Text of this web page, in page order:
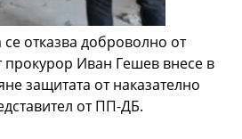
отказва доброволно от
прокурор Иван Гешев внесе в
защитата от наказателно
от ПП-ДБ.